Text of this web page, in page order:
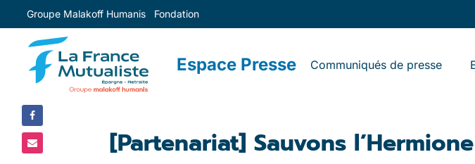
Groupe Malakoff Humanis Fondation
Espace Presse Communiqués de presse
[Partenariat] Sauvons